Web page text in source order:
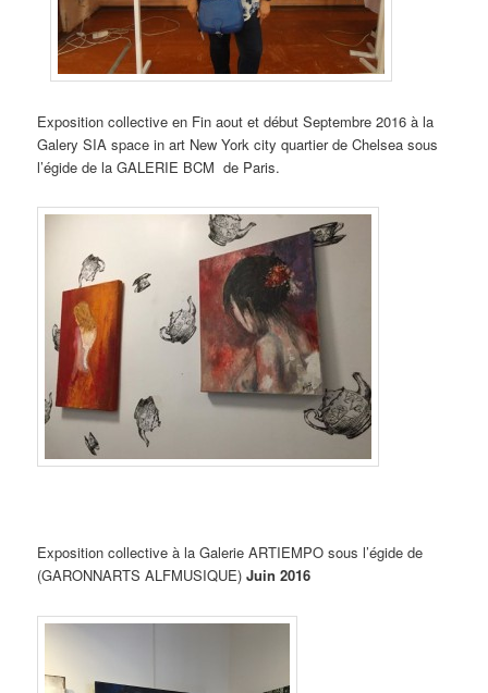
Exposition collective en Fin aout et début Septembre 2016 à la
Galery SIA space in art New York city quartier de Chelsea sous
l’égide de la GALERIE BCM de Paris.
Exposition collective à la Galerie ARTIEMPO sous l’égide de
(GARONNARTS ALFMUSIQUE) Juin 2016